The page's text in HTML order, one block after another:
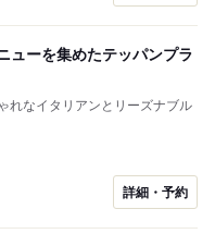
ューを集めたテッパンプラ
詳細・予約